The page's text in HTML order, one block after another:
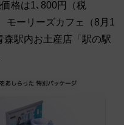
格は1､800円（税
ーリーズカフェ（8月1
森駅内お土産店「駅の駅